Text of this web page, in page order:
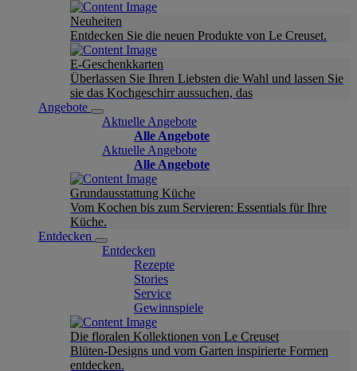
Neuheiten
Entdecken Sie die neuen Produkte von Le Creuset.
E-Geschenkkarten
Überlassen Sie Ihren Liebsten die Wahl und lassen Sie
sie das Kochgeschirr aussuchen, das
Angebote
Aktuelle Angebote
Alle Angebote
Aktuelle Angebote
Alle Angebote
Grundausstattung Küche
Vom Kochen bis zum Servieren: Essentials für Ihre
Küche.
Entdecken
Entdecken
Rezepte
Stories
Service
Gewinnspiele
Die floralen Kollektionen von Le Creuset
Blüten-Designs und vom Garten inspirierte Formen
entdecken.